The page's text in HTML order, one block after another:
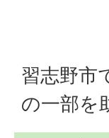
習志野市
の一部を